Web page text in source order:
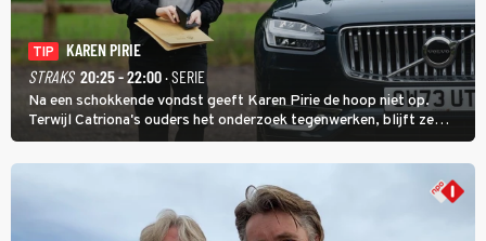
TIP
KAREN PIRIE
STRAKS 20:25 - 22:00· SERIE
Na een schokkende vondst geeft Karen Pirie de hoop niet op.
Terwijl Catriona's ouders het onderzoek tegenwerken, blijft ze
speuren naar Adam. In deze slotaflevering van Karen Pirie leidt het
spoor via Frankrijk en Italië naar Malta.